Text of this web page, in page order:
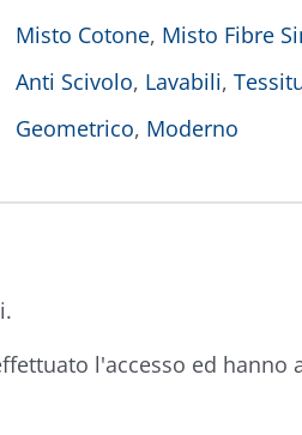
Misto Cotone, Misto Fibre
Anti Scivolo, Lavabili,
Geometrico, Moderno
l'accesso ed